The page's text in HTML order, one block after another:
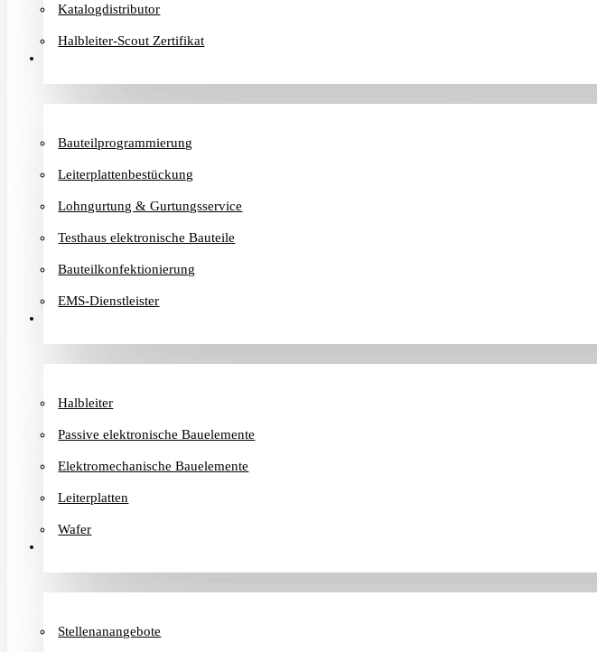
Katalogdistributor
Halbleiter-Scout Zertifikat
Bauteilprogrammierung
Leiterplattenbestückung
Lohngurtung & Gurtungsservice
Testhaus elektronische Bauteile
Bauteilkonfektionierung
EMS-Dienstleister
Halbleiter
Passive elektronische Bauelemente
Elektromechanische Bauelemente
Leiterplatten
Wafer
Stellenanangebote